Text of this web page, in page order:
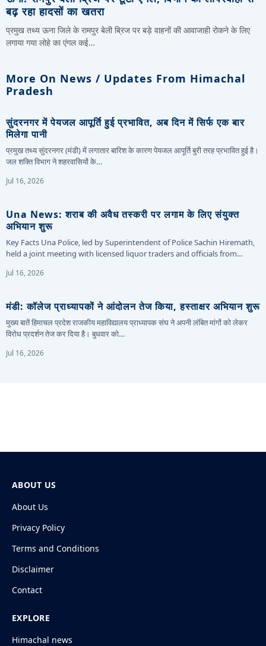
बढ़ रहा हादसों का खतरा
प्रमुख तथ्य ऊना जिले के रामपुर बेली ब्रिज पर बड़े वाहनों की आवाजाही रोकने के लिए
लगाया गया लोहे का एंगल कई…
More On News / Updates From Himachal
Pradesh
सुंदरनगर में पेयजल आपूर्ति हुई प्रभावित, अब दिन में सिर्फ एक बार
मिलेगा पानी
प्रमुख तथ्य सुंदरनगर (मंडी) में लगातार बारिश के कारण पेयजल आपूर्ति बुरी तरह प्रभावित हुई है।
जल शक्ति विभाग ने शहरवासियों के…
Jul 16, 2026
Una News: शराब की अवैध तस्करी पर लगाम के लिए संयुक्त
अभियान शुरू
Key Facts Una Police, led by Superintendent of Police Sachin Hiremath,
held a joint meeting with licensed liquor traders and officials from…
Jul 16, 2026
मंडी: कॉलेज प्राध्यापकों ने आंदोलन तेज किया, हस्ताक्षर अभियान शुरू
मुख्य बातें हिमाचल प्रदेश राजकीय महाविद्यालय प्राध्यापक संघ ने अपनी लंबित मांगों को लेकर
विरोध प्रदर्शन तेज कर दिया है। बुधवार को…
Jul 16, 2026
ABOUT US
About Us
Privacy Policy
Terms and Conditions
Disclaimer
Contact
EXPLORE
Himachal news